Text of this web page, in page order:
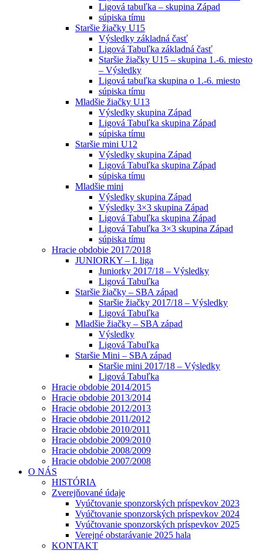
Ligová tabuľka – skupina Západ
súpiska tímu
Staršie žiačky U15
Výsledky základná časť
Ligová Tabuľka základná časť
Staršie žiačky U15 – skupina 1.-6. miesto
– Výsledky
Ligová tabuľka skupina o 1.-6. miesto
súpiska tímu
Mladšie žiačky U13
Výsledky skupina Západ
Ligová Tabuľka skupina Západ
súpiska tímu
Staršie mini U12
Výsledky skupina Západ
Ligová Tabuľka skupina Západ
súpiska tímu
Mladšie mini
Výsledky skupina Západ
Výsledky 3×3 skupina Západ
Ligová Tabuľka skupina Západ
Ligová Tabuľka 3×3 skupina Západ
súpiska tímu
Hracie obdobie 2017/2018
JUNIORKY – I. liga
Juniorky 2017/18 – Výsledky
Ligová Tabuľka
Staršie žiačky – SBA západ
Staršie žiačky 2017/18 – Výsledky
Ligová Tabuľka
Mladšie žiačky – SBA západ
Výsledky
Ligová Tabuľka
Staršie Mini – SBA západ
Staršie mini 2017/18 – Výsledky
Ligová Tabuľka
Hracie obdobie 2014/2015
Hracie obdobie 2013/2014
Hracie obdobie 2012/2013
Hracie obdobie 2011/2012
Hracie obdobie 2010/2011
Hracie obdobie 2009/2010
Hracie obdobie 2008/2009
Hracie obdobie 2007/2008
O NÁS
HISTÓRIA
Zverejňované údaje
Vyúčtovanie sponzorských príspevkov 2023
Vyúčtovanie sponzorských príspevkov 2024
Vyúčtovanie sponzorských príspevkov 2025
Verejné obstarávanie 2025 hala
KONTAKT